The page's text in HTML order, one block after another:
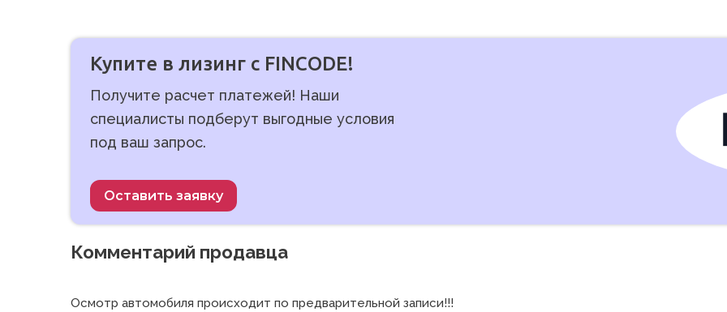
Купите в лизинг с FINCODE!
Получите расчет платежей! Наши
специалисты подберут выгодные условия
под ваш запрос.
Оставить заявку
Комментарий продавца
Осмотр автомобиля происходит по предварительной записи!!!